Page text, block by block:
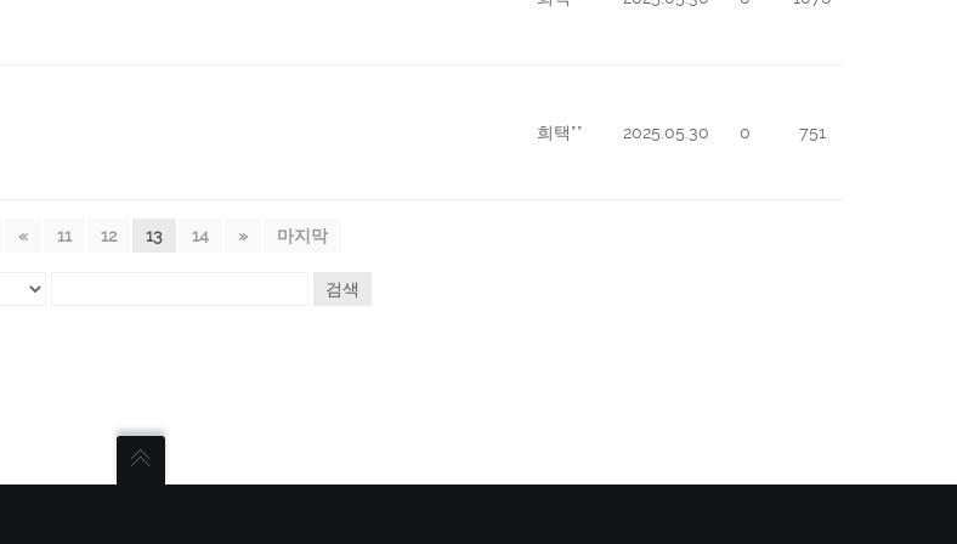
희택** 2025.05.30 0 751
« 11 12 13 14 » 마지막
검색